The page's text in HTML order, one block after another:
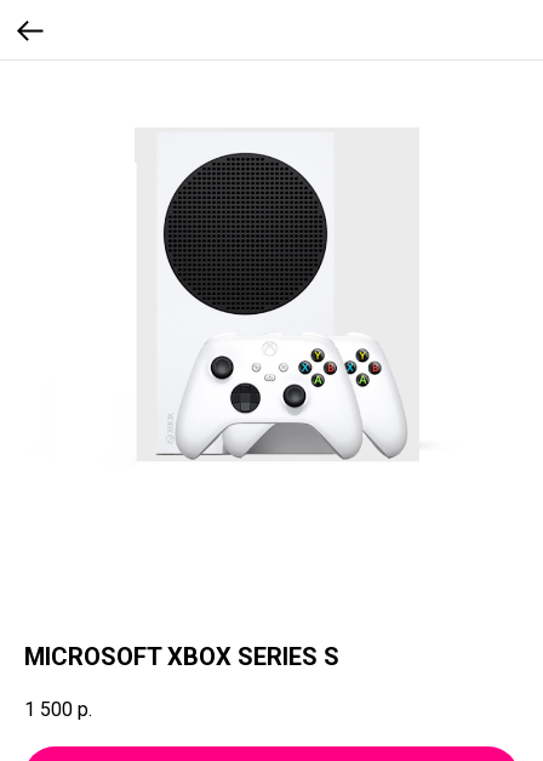
MICROSOFT XBOX SERIES S
1 500 р.